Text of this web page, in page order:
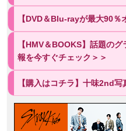
【DVD＆Blu-rayが最大90
【HMV＆BOOKS】話題の
報を今すぐチェック＞＞
【購入はコチラ】十味2nd写